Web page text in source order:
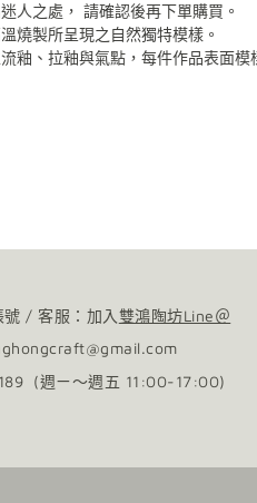
人之處， 請確認後再下單購買。
燒製所呈現之自然獨特模樣。
釉、拉釉與氣點，每件作品表面模
號 / 客服：加入 雙鴻陶坊Line＠
(週ㄧ～週五 11:00-17:00)